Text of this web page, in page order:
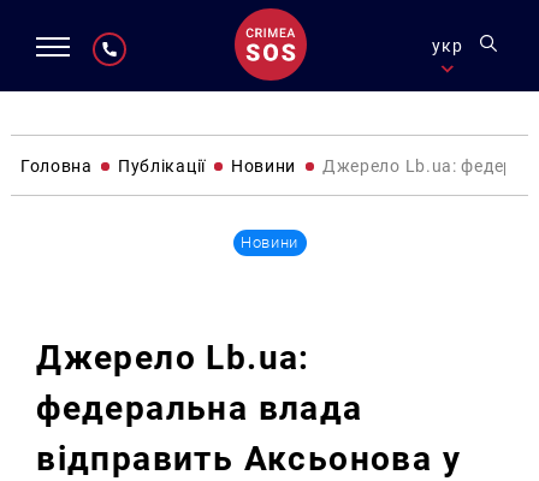
укр
Головна Публікації Новини Джерело Lb.ua:
Новини
Джерело Lb.ua:
федеральна влада
відправить Аксьонова у